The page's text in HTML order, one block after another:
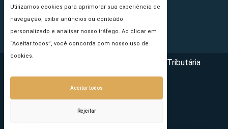
Utilizamos cookies para aprimorar sua experiência de
navegação, exibir anúncios ou conteúdo
personalizado e analisar nosso tráfego. Ao clicar em
“Aceitar todos”, você concorda com nosso uso de
cookies.
Aceitar todos
Rejeitar
Princípios Editoriais
Copyright © 2026 - Portal da Reforma Tributária